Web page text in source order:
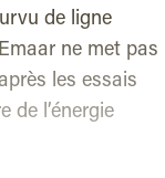
de ligne
ne met pas
les essais
de l’énergie